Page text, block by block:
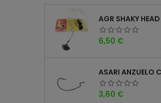
Precio
6,50 €
Precio
3,60 €